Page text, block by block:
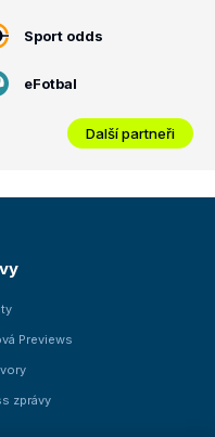
Sport odds
eFotbal
Další partneři
Previews
zprávy